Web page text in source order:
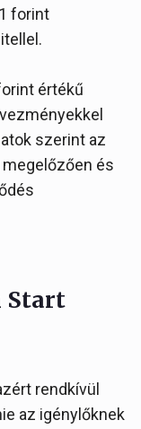
forint
értékű
szerint az
és
Start
rendkívül
az igénylőknek